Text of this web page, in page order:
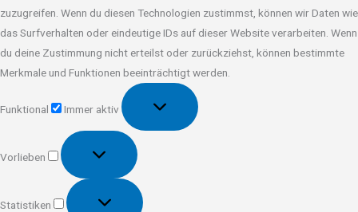
zuzugreifen. Wenn du diesen Technologien zustimmst, können wir Daten wie
das Surfverhalten oder eindeutige IDs auf dieser Website verarbeiten. Wenn
du deine Zustimmung nicht erteilst oder zurückziehst, können bestimmte
Merkmale und Funktionen beeinträchtigt werden.
Funktional
Immer aktiv
Vorlieben
Vorlieben
Statistiken
Statistiken